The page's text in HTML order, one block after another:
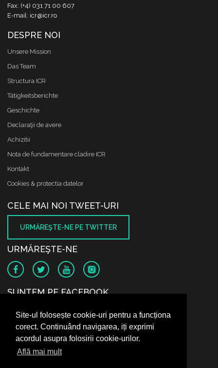
Site-ul folosește cookie-uri pentru a funcționa
corect. Continuând navigarea, iți exprimi
acordul asupra folosirii cookie-urilor.
Află mai mult
Fax: (+4) 031 71 00 607
E-mail: icr@icr.ro
DESPRE NOI
Unsere Mission
Das Team
Structura ICR
Tätigkeitsberichte
Geschichte
Declaraţii de avere
Achizitii
Nota de fundamentare cladire ICR
Kontakt
Cookies & protectia datelor
CELE MAI NOI TWEET-URI
URMĂREŞTE-NE PE TWITTER
URMĂREŞTE-NE
SUNTEM PE FACEBOOK